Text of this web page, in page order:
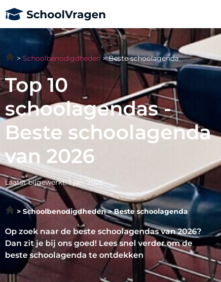
Schoolbenodigdheden Beste schoolagenda
Top 10
schoolagendas -
Beste schoolagenda
van 2026
Laatst bijgewerkt: 1 jan. 2026
Schoolbenodigdheden Beste schoolagenda
Op zoek naar de beste schoolagendas van 2026?
Dan zit je bij ons goed! Lees snel verder om de
beste schoolagenda te ontdekken